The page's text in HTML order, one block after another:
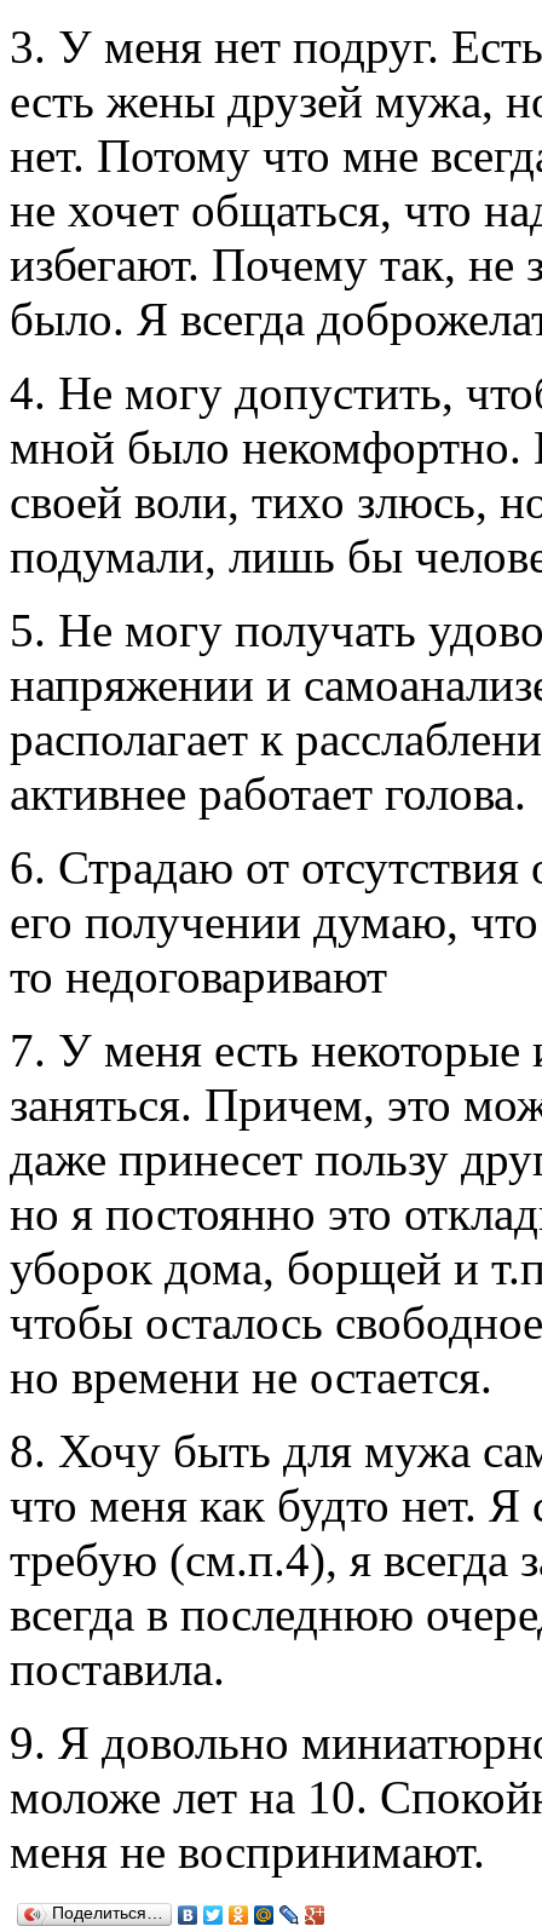
3. У меня нет подруг.
есть жены друзей мужа,
нет. Потому что мне
не хочет общаться, что
избегают. Почему так,
было. Я всегда
4. Не могу допустить,
мной было некомфортно.
своей воли, тихо злюсь,
подумали, лишь бы
5. Не могу получать
напряжении и
располагает к
активнее работает голова.
6. Страдаю от
его получении думаю,
то недоговаривают
7. У меня есть
заняться. Причем, это
даже принесет пользу
но я постоянно это
уборок дома, борщей и
чтобы осталось
но времени не остается.
8. Хочу быть для мужа
что меня как будто нет.
требую (см.п.4), я всегда
всегда в последнюю
поставила.
9. Я довольно
моложе лет на 10.
меня не воспринимают.
Поделиться…